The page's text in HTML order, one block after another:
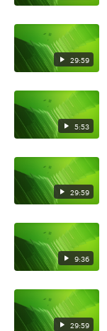
29:59
5:53
29:59
9:36
29:59